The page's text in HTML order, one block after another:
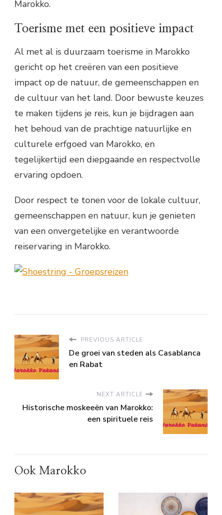
Marokko.
Toerisme met een positieve impact
Al met al is duurzaam toerisme in Marokko
gericht op het creëren van een positieve
impact op de natuur, de gemeenschappen en
de cultuur van het land. Door bewuste keuzes
te maken tijdens je reis, kun je bijdragen aan
het behoud van de prachtige natuurlijke en
culturele erfgoed van Marokko, en
tegelijkertijd een diepgaande en respectvolle
ervaring opdoen.
Door respect te tonen voor de lokale cultuur,
gemeenschappen en natuur, kun je genieten
van een onvergetelijke en verantwoorde
reiservaring in Marokko.
PREVIOUS ARTICLE
De groei van steden als Casablanca
en Rabat
NEXT ARTICLE
Historische moskeeën van Marokko:
een spirituele reis
Ook Marokko